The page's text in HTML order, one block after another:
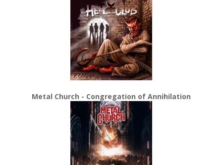
Metal Church - Congregation of Annihilation